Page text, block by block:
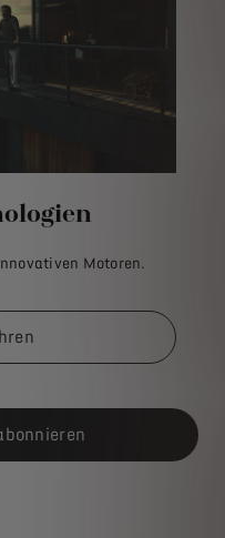
Motoren.